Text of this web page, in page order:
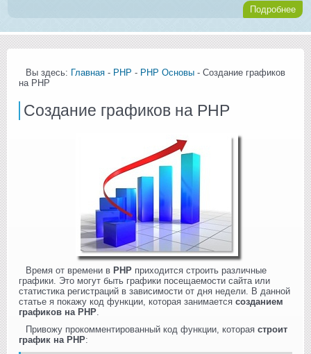
Подробнее
Вы здесь: Главная - PHP - PHP Основы - Создание графиков
на PHP
Создание графиков на PHP
Время от времени в PHP приходится строить различные
графики. Это могут быть графики посещаемости сайта или
статистика регистраций в зависимости от дня недели. В данной
статье я покажу код функции, которая занимается созданием
графиков на PHP
Привожу прокомментированный код функции, которая строит
график на PHP: